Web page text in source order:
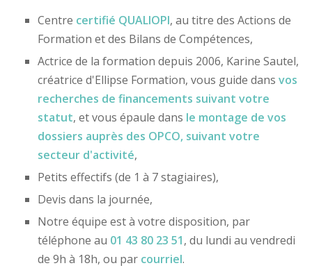
Centre certifié QUALIOPI, au titre des Actions de
Formation et des Bilans de Compétences,
Actrice de la formation depuis 2006, Karine Sautel,
créatrice d'Ellipse Formation, vous guide dans vos
recherches de financements suivant votre
statut, et vous épaule dans le montage de vos
dossiers auprès des OPCO, suivant votre
secteur d'activité,
Petits effectifs (de 1 à 7 stagiaires),
Devis dans la journée,
Notre équipe est à votre disposition, par
téléphone au 01 43 80 23 51, du lundi au vendredi
de 9h à 18h, ou par courriel.